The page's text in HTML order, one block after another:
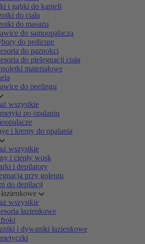
i gąbki do kąpieli
do ciała
do masażu
do samoopalacza
do pedicure
do paznokci
do pielęgnacji ciała
materiałowe
do peelingu
wszystkie
po opalaniu
i kremy do opalania
wszystkie
i ciepły wosk
i depilatory
przy goleniu
do depilacji
wszystkie
łazienkowe
i dywaniki łazienkowe